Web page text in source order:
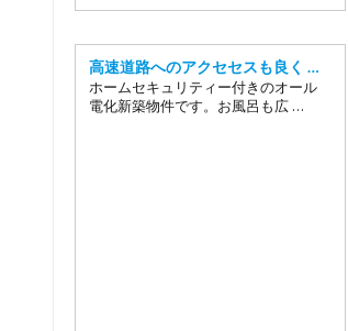
高速道路へのアクセセスも良く …
ホームセキュリティー付きのオール
電化新築物件です。お風呂も広 …